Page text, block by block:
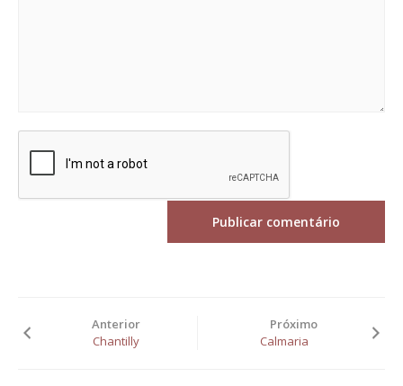
Anterior
Chantilly
Próximo
Calmaria